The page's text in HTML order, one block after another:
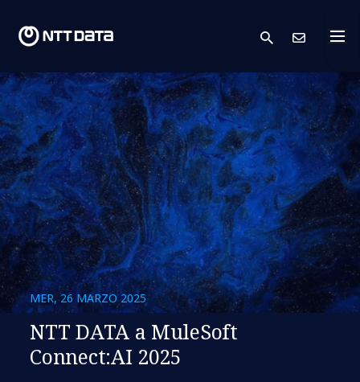
search
MER, 26 MARZO 2025
NTT DATA a MuleSoft
Connect:AI 2025